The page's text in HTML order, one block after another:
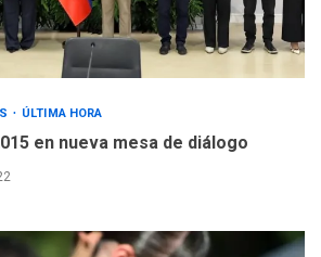
ÚLTIMA HORA
en nueva mesa de diálogo